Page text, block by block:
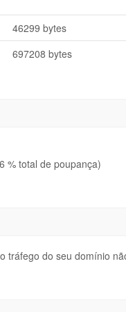
46299 bytes
697208 bytes
% total de poupança)
tráfego do seu domínio